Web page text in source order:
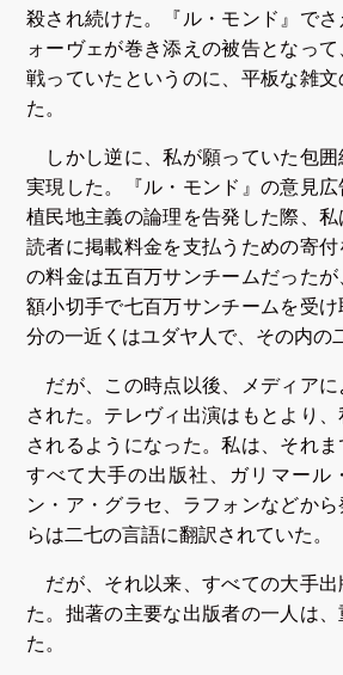
殺され続けた。『ル・モンド』で
ォーヴェが巻き添えの被告となっ
戦っていたというのに、平板な雑
た。
しかし逆に、私が願っていた包囲
実現した。『ル・モンド』の意見
植民地主義の論理を告発した際、私
読者に掲載料金を支払うための寄
の料金は五百万サンチームだった
額小切手で七百万サンチームを受
分の一近くはユダヤ人で、その内の
だが、この時点以後、メディアに
された。テレヴィ出演はもとより
されるようになった。私は、それま
すべて大手の出版社、ガリマール
ン・ア・グラセ、ラフォンなどか
らは二七の言語に翻訳されていた。
だが、それ以来、すべての大手出
た。拙著の主要な出版者の一人は
た。